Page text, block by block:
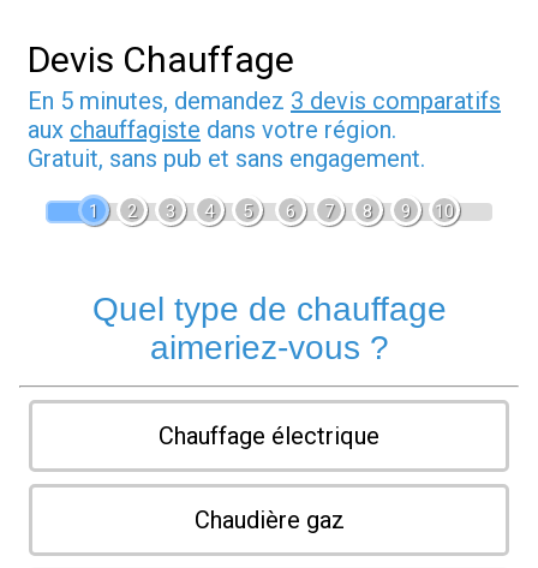
Devis Chauffage
En 5 minutes, demandez 3 devis comparatifs
aux chauffagiste dans votre région.
Gratuit, sans pub et sans engagement.
1 2 3 4 5 6 7 8 9 10
Quel type de chauffage
aimeriez-vous ?
Chauffage électrique
Chaudière gaz